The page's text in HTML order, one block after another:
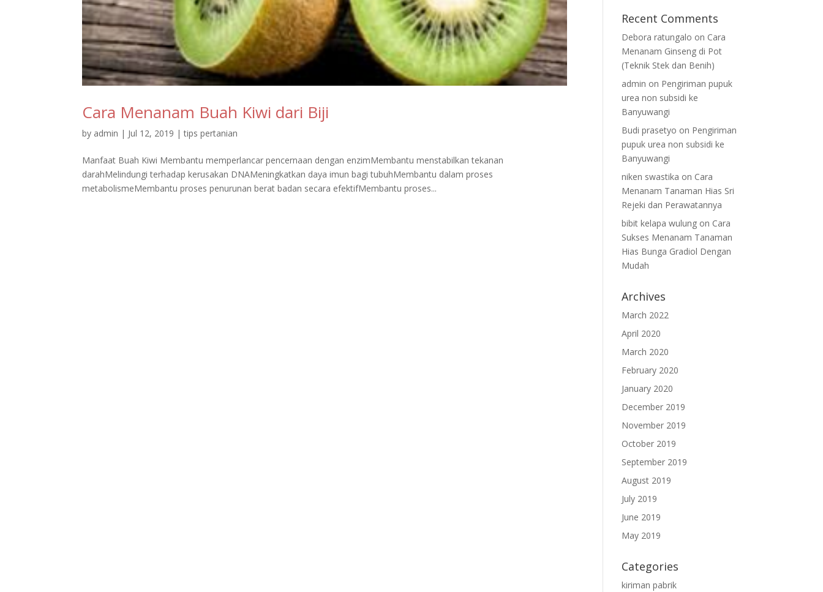
Cara Menanam Buah Kiwi dari Biji
by admin | Jul 12, 2019 |tips pertanian
Manfaat Buah Kiwi Membantu memperlancar pencernaan dengan enzimMembantu menstabilkan tekanan
darahMelindungi terhadap kerusakan DNAMeningkatkan daya imun bagi tubuhMembantu dalam proses
metabolismeMembantu proses penurunan berat badan secara efektifMembantu proses...
Recent Comments
Debora ratungalo on Cara
Menanam Ginseng di Pot
(Teknik Stek dan Benih)
admin on Pengiriman pupuk
urea non subsidi ke
Banyuwangi
Budi prasetyo on Pengiriman
pupuk urea non subsidi ke
Banyuwangi
niken swastika on Cara
Menanam Tanaman Hias Sri
Rejeki dan Perawatannya
bibit kelapa wulung on Cara
Sukses Menanam Tanaman
Hias Bunga Gradiol Dengan
Mudah
Archives
March 2022
April 2020
March 2020
February 2020
January 2020
December 2019
November 2019
October 2019
September 2019
August 2019
July 2019
June 2019
May 2019
Categories
kiriman pabrik